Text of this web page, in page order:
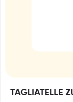
TAGLIATELLE